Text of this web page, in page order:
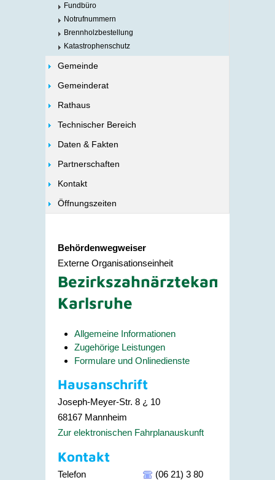
Fundbüro
Notrufnummern
Brennholzbestellung
Katastrophenschutz
Gemeinde
Gemeinderat
Rathaus
Technischer Bereich
Daten & Fakten
Partnerschaften
Kontakt
Öffnungszeiten
Behördenwegweiser
Externe Organisationseinheit
Bezirkszahnärztekammer
Karlsruhe
Allgemeine Informationen
Zugehörige Leistungen
Formulare und Onlinedienste
Hausanschrift
Joseph-Meyer-Str. 8 ¿ 10
68167 Mannheim
Zur elektronischen Fahrplanauskunft
Kontakt
Telefon
(06 21) 3 80